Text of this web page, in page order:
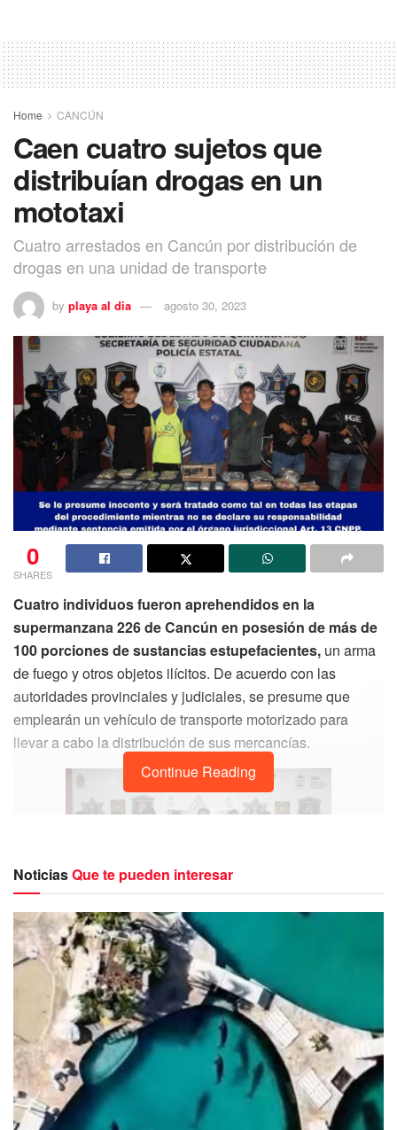
Home CANCÚN
Caen cuatro sujetos que
distribuían drogas en un
mototaxi
Cuatro arrestados en Cancún por distribución de
drogas en una unidad de transporte
by playa al dia agosto 30, 2023
0
SHARES
Cuatro individuos fueron aprehendidos en la
supermanzana 226 de Cancún en posesión de más de
100 porciones de sustancias estupefacientes, un arma
de fuego y otros objetos ilícitos. De acuerdo con las
autoridades provinciales y judiciales, se presume que
emplearán un vehículo de transporte motorizado para
llevar a cabo la distribución de sus mercancías.
Elementos de la policía estatal y de la fiscalía ubicaron a
los cuatro hombres en la
calle Laguna Milagros, al lado
de un motocarro perteneciente algremio Isla-Cun,
portando sustancias ilícitas y objetos de interés
criminal.
Las personas detenidas fueron identificadas como
Alejandro N, Héctor N, José Enrique N y José Manuel N.
Continue Reading
NoticiasQue te pueden interesar